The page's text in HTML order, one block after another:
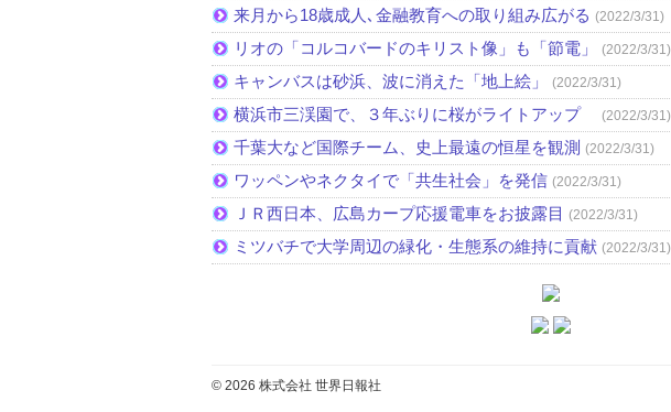
来月から18歳成人､金融教育への取り組み広がる (2022/3/31)
リオの「コルコバードのキリスト像」も「節電」 (2022/3/31)
キャンバスは砂浜、波に消えた「地上絵」 (2022/3/31)
横浜市三渓園で、３年ぶりに桜がライトアップ (2022/3/31)
千葉大など国際チーム、史上最遠の恒星を観測 (2022/3/31)
ワッペンやネクタイで「共生社会」を発信 (2022/3/31)
ＪＲ西日本、広島カープ応援電車をお披露目 (2022/3/31)
ミツバチで大学周辺の緑化・生態系の維持に貢献 (2022/3/31)
© 2026 株式会社 世界日報社